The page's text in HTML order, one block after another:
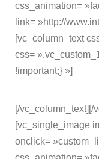
css_animation=
link= »http://
[vc_column_text
css=
!important;} »]
[/vc_column_text][/
[vc_single_image
onclick=